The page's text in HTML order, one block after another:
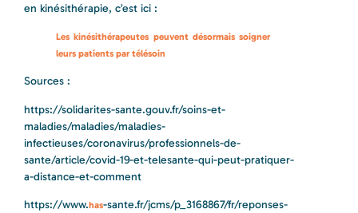
en kinésithérapie, c’est ici :
Les kinésithérapeutes peuvent désormais soigner
leurs patients par télésoin
Sources :
https://solidarites-sante.gouv.fr/soins-et-
maladies/maladies/maladies-
infectieuses/coronavirus/professionnels-de-
sante/article/covid-19-et-telesante-qui-peut-pratiquer-
a-distance-et-comment
https://www.has-sante.fr/jcms/p_3168867/fr/reponses-